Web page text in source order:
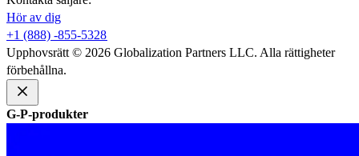
Hör av dig​​
+1 (888) -855-5328​​
Upphovsrätt © 2026 Globalization Partners LLC. Alla rättigheter
förbehållna.​​
G-P-produkter​​